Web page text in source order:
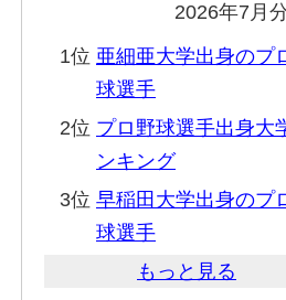
2026年7月
1位 亜細亜大学出身のプ
球選手
2位 プロ野球選手出身大
ンキング
3位 早稲田大学出身のプ
球選手
もっと見る